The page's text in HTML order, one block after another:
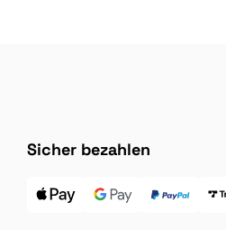
Sicher bezahlen